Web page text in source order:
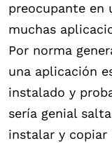
preocupante en
muchas
Por norma
una aplicación
instalado y
sería genial
instalar y copiar